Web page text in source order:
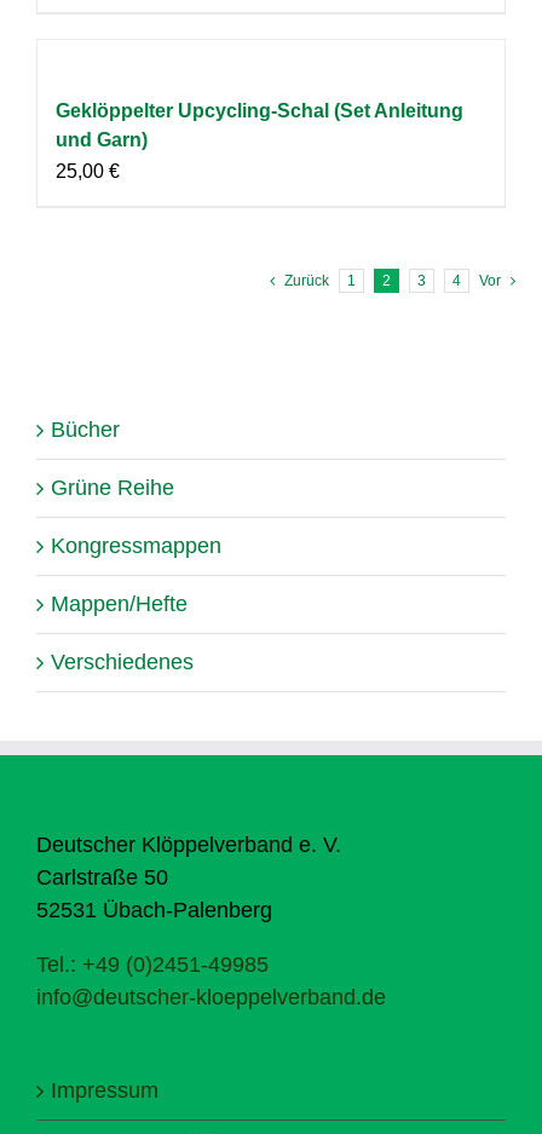
Geklöppelter Upcycling-Schal (Set Anleitung
und Garn)
25,00 €
Zurück 1 2 3 4 Vor
Bücher
Grüne Reihe
Kongressmappen
Mappen/Hefte
Verschiedenes
Deutscher Klöppelverband e. V.
Carlstraße 50
52531 Übach-Palenberg
Tel.: +49 (0)2451-49985
info@deutscher-kloeppelverband.de
Impressum